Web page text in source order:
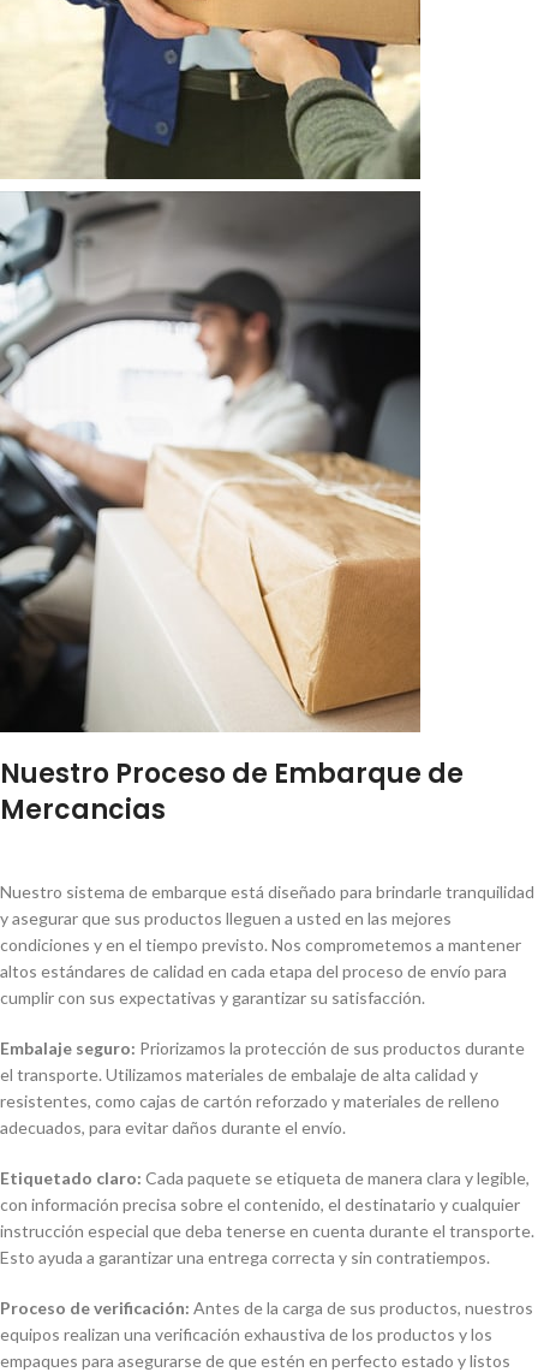
Nuestro Proceso de Embarque de
Mercancias
Nuestro sistema de embarque está diseñado para brindarle tranquilidad
y asegurar que sus productos lleguen a usted en las mejores
condiciones y en el tiempo previsto. Nos comprometemos a mantener
altos estándares de calidad en cada etapa del proceso de envío para
cumplir con sus expectativas y garantizar su satisfacción.
Embalaje seguro: Priorizamos la protección de sus productos durante
el transporte. Utilizamos materiales de embalaje de alta calidad y
resistentes, como cajas de cartón reforzado y materiales de relleno
adecuados, para evitar daños durante el envío.
Etiquetado claro: Cada paquete se etiqueta de manera clara y legible,
con información precisa sobre el contenido, el destinatario y cualquier
instrucción especial que deba tenerse en cuenta durante el transporte.
Esto ayuda a garantizar una entrega correcta y sin contratiempos.
Proceso de verificación: Antes de la carga de sus productos, nuestros
equipos realizan una verificación exhaustiva de los productos y los
empaques para asegurarse de que estén en perfecto estado y listos